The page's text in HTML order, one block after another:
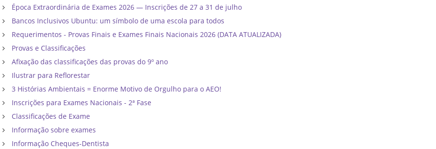
Época Extraordinária de Exames 2026 — Inscrições de 27 a 31 de julho
Bancos Inclusivos Ubuntu: um símbolo de uma escola para todos
Requerimentos - Provas Finais e Exames Finais Nacionais 2026 (DATA ATUALIZADA)
Provas e Classificações
Afixação das classificações das provas do 9º ano
Ilustrar para Reflorestar
3 Histórias Ambientais = Enorme Motivo de Orgulho para o AEO!
Inscrições para Exames Nacionais - 2ª Fase
Classificações de Exame
Informação sobre exames
Informação Cheques-Dentista